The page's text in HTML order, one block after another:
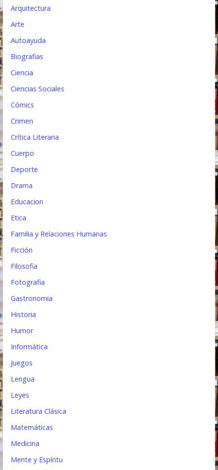
nArquitectura
Arte
Autoayuda
Biografias
Ciencia
Ciencias Sociales
Cómics
Crimen
Crítica Literaria
Cuerpo
Deporte
Drama
Educacion
Etica
Familia y Relaciones Humanas
Ficción
Filosofia
Fotografia
Gastronomia
Historia
Humor
Informática
Juegos
Lengua
Leyes
Literatura Clásica
Matemáticas
Medicina
Mente y Espíritu